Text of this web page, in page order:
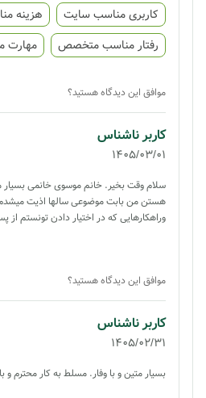
کاربری مناسب سایت
هزینه
رفتار مناسب متخصص
موافق این دیدگاه هستید؟
کاربر ناشناس
1405/03/01
سلام وقت بخیر. خانم موسوی خانمی بسیار
هستن من بابت موضوعی سالها اذیت میشدم
وراهکارهایی که در اختیار دادن تونستم از
موافق این دیدگاه هستید؟
کاربر ناشناس
1405/02/31
بسیار متین و با وفار. مسلط به کار محترم و